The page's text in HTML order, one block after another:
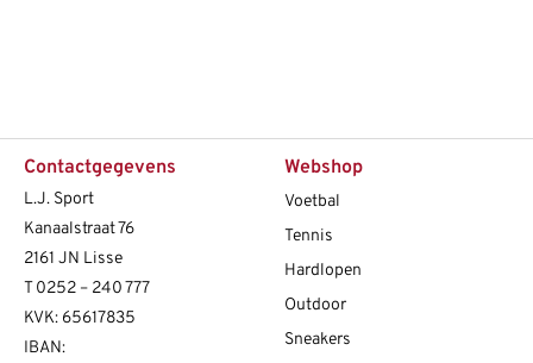
Contactgegevens
L.J. Sport
Kanaalstraat 76
2161 JN Lisse
T 0252 – 240 777
KVK: 65617835
IBAN:
Webshop
Voetbal
Tennis
Hardlopen
Outdoor
Sneakers